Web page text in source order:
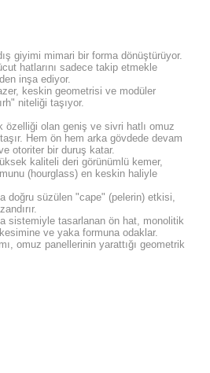
giyimi mimari bir forma dönüştürüyor.
hatlarını sadece takip etmekle
inşa ediyor.
keskin geometrisi ve modüler
niteliği taşıyor.
olan geniş ve sivri hatlı omuz
Hem ön hem arka gövdede devam
otoriter bir duruş katar.
kaliteli deri görünümlü kemer,
(hourglass) en keskin haliyle
doğru süzülen "cape" (pelerin) etkisi,
sistemiyle tasarlanan ön hat, monolitik
ve yaka formuna odaklar.
omuz panellerinin yarattığı geometrik